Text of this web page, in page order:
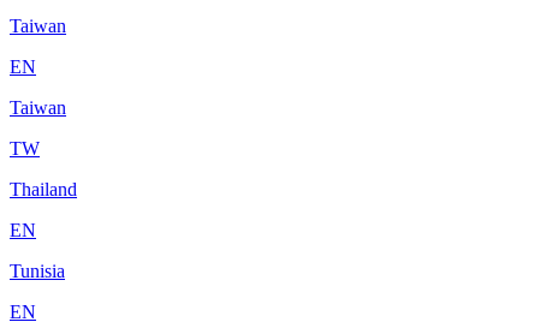
Taiwan
EN
Taiwan
TW
Thailand
EN
Tunisia
EN